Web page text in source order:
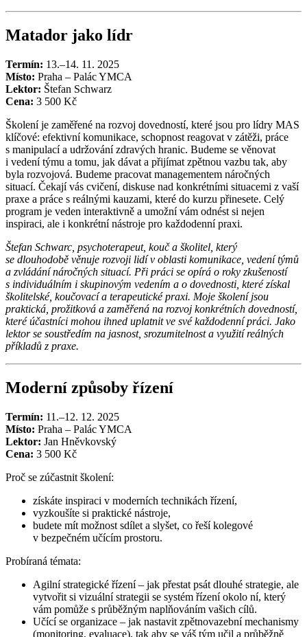
Matador jako lídr
Termín: 13.–14. 11. 2025
Místo: Praha – Palác YMCA
Lektor: Štefan Schwarz
Cena: 3 500 Kč
Školení je zaměřené na rozvoj dovedností, které jsou pro lídry MAS
klíčové: efektivní komunikace, schopnost reagovat v zátěži, práce
s manipulací a udržování zdravých hranic. Budeme se věnovat
i vedení týmu a tomu, jak dávat a přijímat zpětnou vazbu tak, aby
byla rozvojová. Budeme pracovat managementem náročných
situací. Čekají vás cvičení, diskuse nad konkrétními situacemi z vaší
praxe a práce s reálnými kauzami, které do kurzu přinesete. Celý
program je veden interaktivně a umožní vám odnést si nejen
inspiraci, ale i konkrétní nástroje pro každodenní praxi.
Štefan Schwarc, psychoterapeut, kouč a školitel, který
se dlouhodobě věnuje rozvoji lidí v oblasti komunikace, vedení týmů
a zvládání náročných situací. Při práci se opírá o roky zkušeností
s individuálním i skupinovým vedením a o dovednosti, které získal
školitelské, koučovací a terapeutické praxi. Moje školení jsou
praktická, prožitková a zaměřená na rozvoj konkrétních dovedností,
které účastníci mohou ihned uplatnit ve své každodenní práci. Jako
lektor se soustředím na jasnost, srozumitelnost a využití reálných
příkladů z praxe.
Moderní způsoby řízení
Termín: 11.–12. 12. 2025
Místo: Praha – Palác YMCA
Lektor: Jan Hněvkovský
Cena: 3 500 Kč
Proč se zúčastnit školení:
získáte inspiraci v moderních technikách řízení,
vyzkoušíte si praktické nástroje,
budete mít možnost sdílet a slyšet, co řeší kolegové
v bezpečném učícím prostoru.
Probíraná témata:
Agilní strategické řízení – jak přestat psát dlouhé strategie, ale
vytvořit si vizuální strategii se systém řízení okolo ní, který
vám pomůže s průběžným naplňováním vašich cílů.
Učící se organizace – jak nastavit zpětnovazební mechanismy
(monitoring, evaluace), tak aby se váš tým učil a průběžně